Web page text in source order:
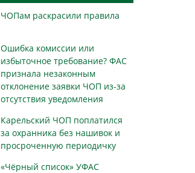
ЧОПам раскрасили правила
Ошибка комиссии или
избыточное требование? ФАС
признала незаконным
отклонение заявки ЧОП из-за
отсутствия уведомления
Карельский ЧОП поплатился
за охранника без нашивок и
просроченную периодичку
«Чёрный список» УФАС